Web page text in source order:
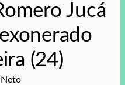
Jucá
(24)